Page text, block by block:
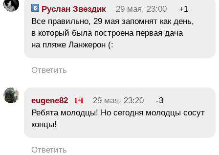
Руслан Звездик 29 мая, 23:00
+1
Все правильно, 29 мая запомнят как день,
в который была построена первая дача
на пляже Ланжерон (:
Ответить
eugene82 29 мая, 23:20
-3
Ребята молодцы! Но сегодня молодцы сосут
концы!
Ответить